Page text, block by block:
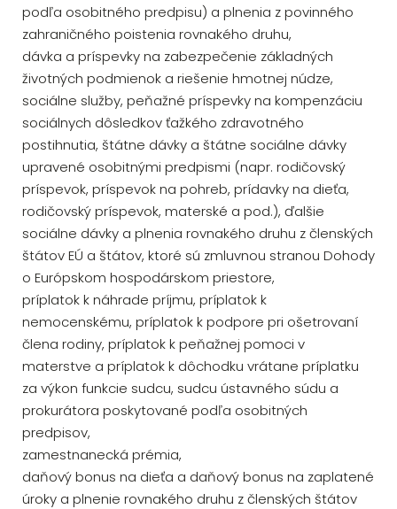
podľa osobitného predpisu) a plnenia z povinného
zahraničného poistenia rovnakého druhu,
dávka a príspevky na zabezpečenie základných
životných podmienok a riešenie hmotnej núdze,
sociálne služby, peňažné príspevky na kompenzáciu
sociálnych dôsledkov ťažkého zdravotného
postihnutia, štátne dávky a štátne sociálne dávky
upravené osobitnými predpismi (napr. rodičovský
príspevok, príspevok na pohreb, prídavky na dieťa,
rodičovský príspevok, materské a pod.), ďalšie
sociálne dávky a plnenia rovnakého druhu z členských
štátov EÚ a štátov, ktoré sú zmluvnou stranou Dohody
o Európskom hospodárskom priestore,
príplatok k náhrade príjmu, príplatok k
nemocenskému, príplatok k podpore pri ošetrovaní
člena rodiny, príplatok k peňažnej pomoci v
materstve a príplatok k dôchodku vrátane príplatku
za výkon funkcie sudcu, sudcu ústavného súdu a
prokurátora poskytované podľa osobitných
predpisov,
zamestnanecká prémia,
daňový bonus na dieťa a daňový bonus na zaplatené
úroky a plnenie rovnakého druhu z členských štátov